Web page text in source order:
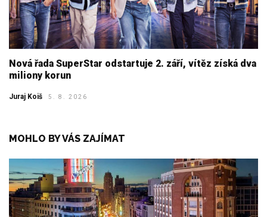
Nová řada SuperStar odstartuje 2. září, vítěz získá dva
miliony korun
Juraj Koiš 5. 8. 2026
MOHLO BY VÁS ZAJÍMAT